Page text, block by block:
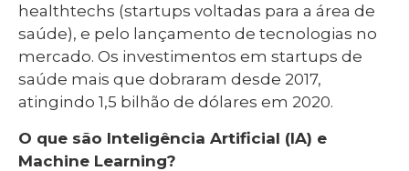
healthtechs (startups voltadas para a área de
saúde), e pelo lançamento de tecnologias no
mercado. Os investimentos em startups de
saúde mais que dobraram desde 2017,
atingindo 1,5 bilhão de dólares em 2020.
O que são Inteligência Artificial (IA) e
Machine Learning?